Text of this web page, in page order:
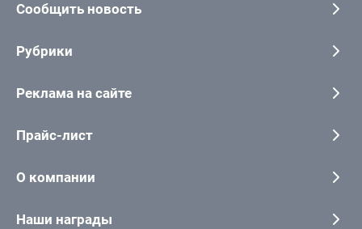
Сообщить новость
Рубрики
Реклама на сайте
Прайс-лист
О компании
Наши награды